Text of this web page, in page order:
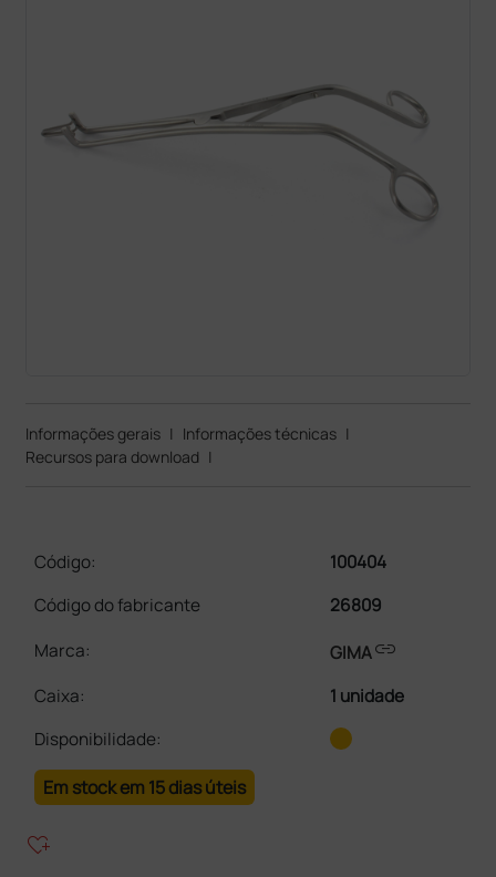
Informações gerais | Informações técnicas |
Recursos para download |
Código:
100404
Código do fabricante
26809
Marca:
GIMAlink
Caixa:
1 unidade
Disponibilidade:
Em stock em 15 dias úteis
heart_plus